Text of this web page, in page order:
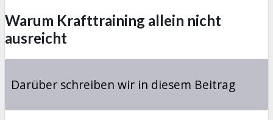
Warum Krafttraining allein nicht
ausreicht
Darüber schreiben wir in diesem Beitrag